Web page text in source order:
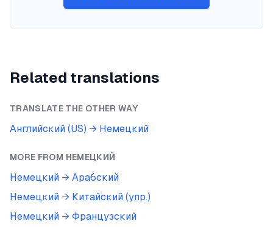
Related translations
TRANSLATE THE OTHER WAY
Английский (US) → Немецкий
MORE FROM НЕМЕЦКИЙ
Немецкий → Арабский
Немецкий → Китайский (упр.)
Немецкий → Французский